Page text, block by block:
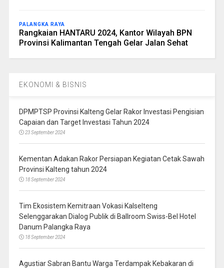
PALANGKA RAYA
Rangkaian HANTARU 2024, Kantor Wilayah BPN
Provinsi Kalimantan Tengah Gelar Jalan Sehat
EKONOMI & BISNIS
DPMPTSP Provinsi Kalteng Gelar Rakor Investasi Pengisian
Capaian dan Target Investasi Tahun 2024
23 September 2024
Kementan Adakan Rakor Persiapan Kegiatan Cetak Sawah
Provinsi Kalteng tahun 2024
18 September 2024
Tim Ekosistem Kemitraan Vokasi Kalselteng
Selenggarakan Dialog Publik di Ballroom Swiss-Bel Hotel
Danum Palangka Raya
18 September 2024
Agustiar Sabran Bantu Warga Terdampak Kebakaran di